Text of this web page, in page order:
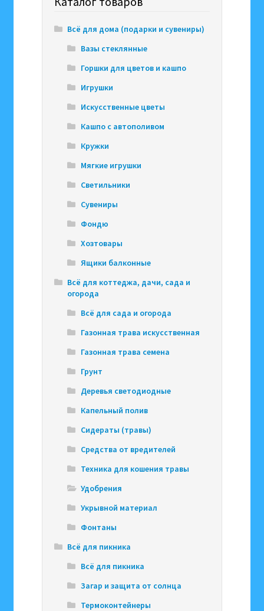
Всё для дома (подарки и сувениры)
Вазы стеклянные
Горшки для цветов и кашпо
Игрушки
Искусственные цветы
Кашпо с автополивом
Кружки
Мягкие игрушки
Светильники
Сувениры
Фондю
Хозтовары
Ящики балконные
Всё для коттеджа, дачи, сада и
огорода
Всё для сада и огорода
Газонная трава искусственная
Газонная трава семена
Грунт
Деревья светодиодные
Капельный полив
Сидераты (травы)
Средства от вредителей
Техника для кошения травы
Удобрения
Укрывной материал
Фонтаны
Всё для пикника
Всё для пикника
Загар и защита от солнца
Термоконтейнеры